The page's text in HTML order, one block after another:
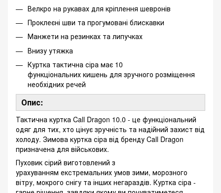
Велкро на рукавах для кріплення шевронів
Проклеєні шви та прогумовані блискавки
Манжети на резинках та липучках
Внизу утяжка
Куртка тактична сіра має 10
функціональних кишень для зручного розміщення
необхідних речей
Опис:
Тактична куртка Call Dragon 10.0 - це функціональний
одяг для тих, хто цінує зручність та надійний захист від
холоду. Зимова куртка сіра від бренду Call Dragon
призначена для військових.
Пуховик сірий виготовлений з
урахуванням екстремальних умов зими, морозного
вітру, мокрого снігу та інших негараздів. Куртка сіра -